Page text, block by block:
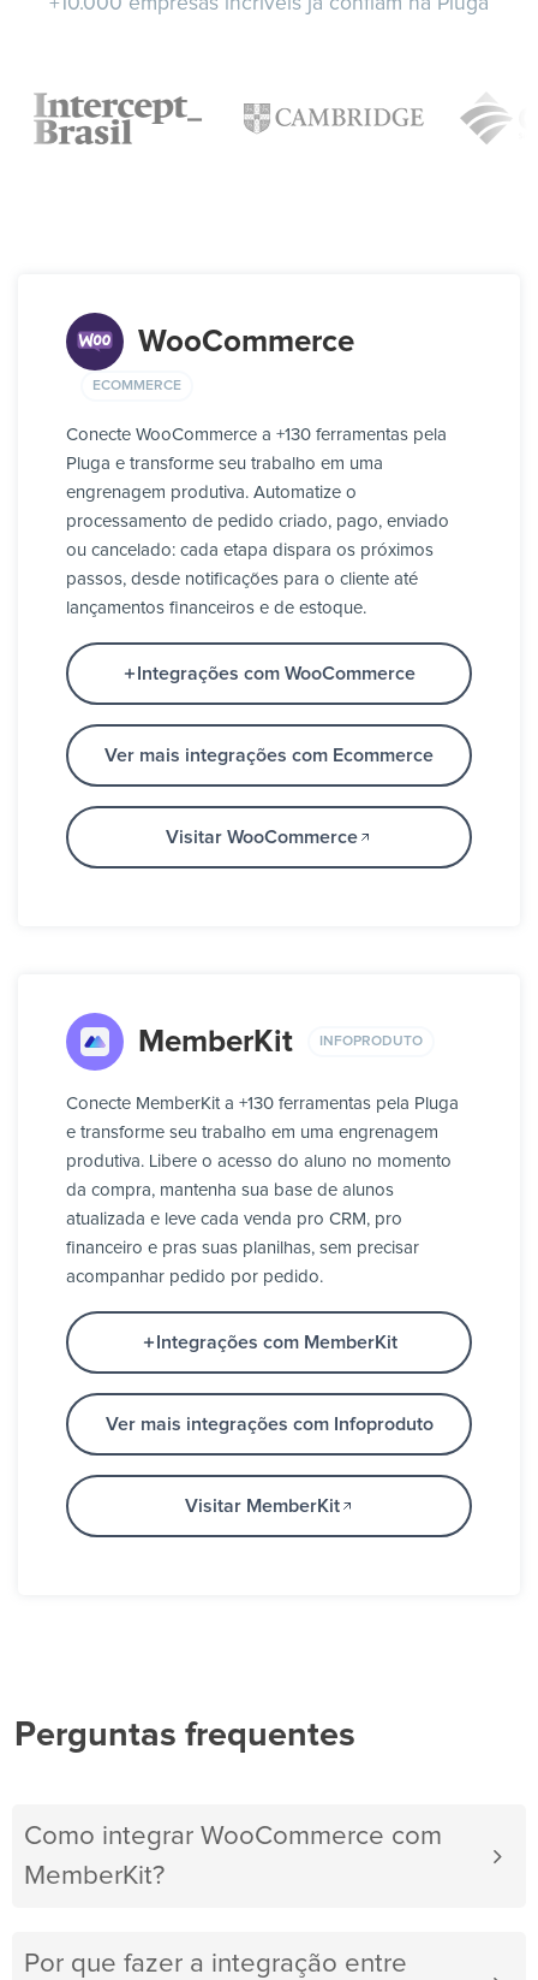
WooCommerce
ECOMMERCE
Conecte WooCommerce a +130 ferramentas pela
Pluga e transforme seu trabalho em uma
engrenagem produtiva. Automatize o
processamento de pedido criado, pago, enviado
ou cancelado: cada etapa dispara os próximos
passos, desde notificações para o cliente até
lançamentos financeiros e de estoque.
Integrações com WooCommerce
Ver mais integrações com Ecommerce
Visitar WooCommerce
MemberKit INFOPRODUTO
Conecte MemberKit a +130 ferramentas pela Pluga
e transforme seu trabalho em uma engrenagem
produtiva. Libere o acesso do aluno no momento
da compra, mantenha sua base de alunos
atualizada e leve cada venda pro CRM, pro
financeiro e pras suas planilhas, sem precisar
acompanhar pedido por pedido.
Integrações com MemberKit
Ver mais integrações com Infoproduto
Visitar MemberKit
Perguntas frequentes
Como integrar WooCommerce com
MemberKit?
Por que fazer a integração entre